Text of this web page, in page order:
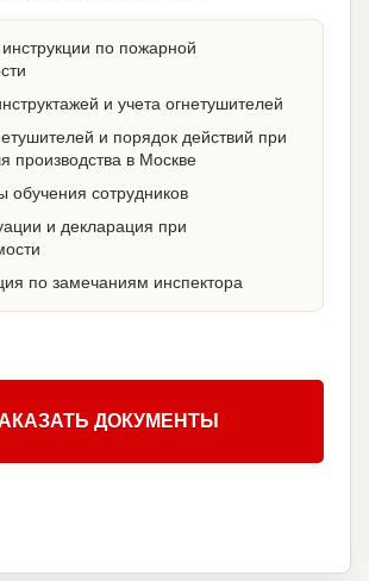
по пожарной
и учета огнетушителей
и порядок действий при
производства в Москве
обучения сотрудников
и декларация при
по замечаниям инспектора
ДОКУМЕНТЫ